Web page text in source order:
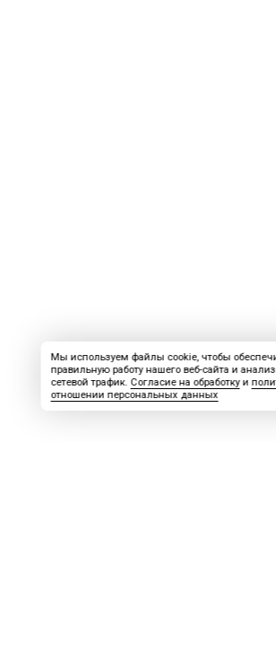
Мы используем файлы cookie, чтобы
правильную работу нашего веб-сайта и
сетевой трафик. Согласие на обработкуи
отношении персональных данных